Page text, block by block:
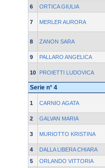
6 ORTICA GIULIA
7 MERLER AURORA
8 ZANON SARA
9 PALLARO ANGELICA
10 PROIETTI LUDOVICA
Serie n° 4
1 CARNIO AGATA
2 GALVAN MARIA
3 MURIOTTO KRISTINA
4 DALLA LIBERA CHIARA
5
ORLANDO VITTORIA